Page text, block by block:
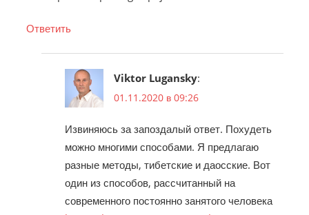
Ответить
Viktor Lugansky:
01.11.2020 в 09:26
Извиняюсь за запоздалый ответ. Похудеть
можно многими способами. Я предлагаю
разные методы, тибетские и даосские. Вот
один из способов, рассчитанный на
современного постоянно занятого человека